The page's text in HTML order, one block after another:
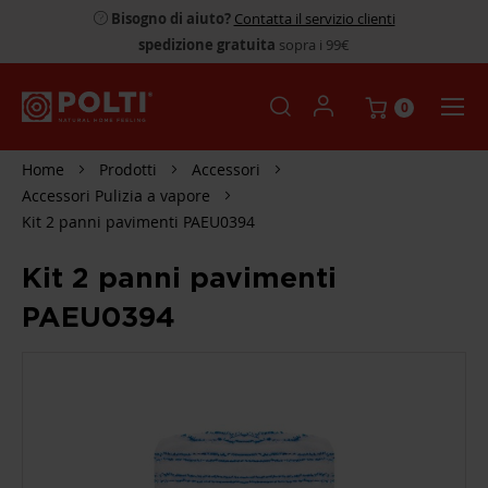
Bisogno di aiuto? Contatta il servizio clienti
spedizione gratuita sopra i 99€
0
Home Prodotti
Accessori
Accessori Pulizia a vapore
Kit 2 panni pavimenti PAEU0394
Kit 2 panni pavimenti
PAEU0394